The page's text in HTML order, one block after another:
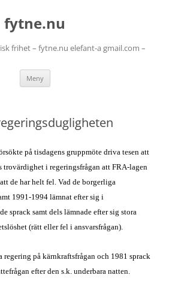
fytne.nu
frihet – fytne.nu elefant-a gmail.com –
Meny
på tisdagens gruppmöte driva tesen att
i regeringsfrågan att FRA-lagen
de har helt fel. Vad de borgerliga
1991-1994 lämnat efter sig i
sprack samt dels lämnade efter sig stora
(rätt eller fel i ansvarsfrågan).
regering på kärnkraftsfrågan och 1981 sprack
efter den s.k. underbara natten.